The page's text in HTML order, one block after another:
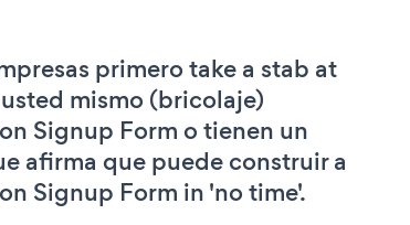
primero take a stab at
mismo (bricolaje)
Signup Form o tienen un
afirma que puede construir a
Signup Form in 'no time'.